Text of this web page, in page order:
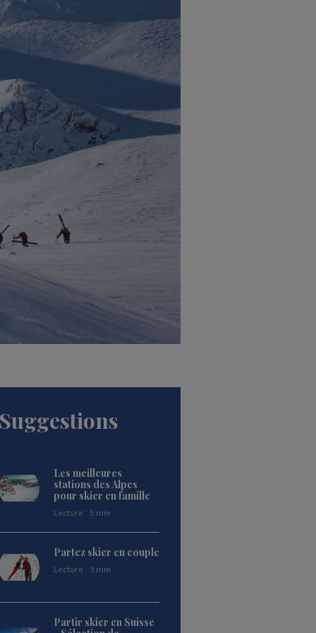
Suggestions
Les meilleures
stations des Alpes
pour skier en famille
Lecture : 5 min
Partez skier en couple
Lecture : 3 min
Partir skier en Suisse